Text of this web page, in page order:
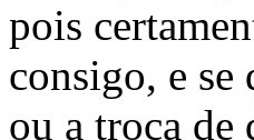
pois
consigo, e
ou a troca de